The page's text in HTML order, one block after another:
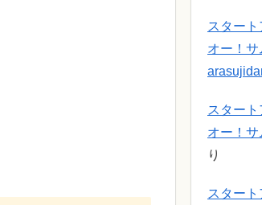
スター
オー！
スター
オー！
り
スター